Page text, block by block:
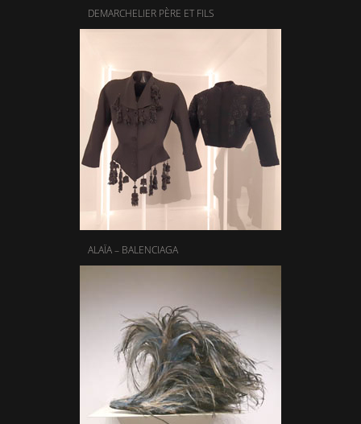
DEMARCHELIER PÈRE ET FILS
ALAÏA – BALENCIAGA